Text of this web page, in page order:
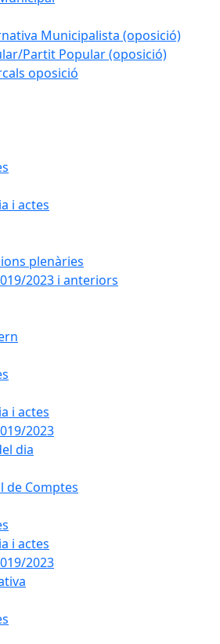
Municipalista (oposició)
Partit Popular (oposició)
oposició
i actes
plenàries
2023 i anteriors
i actes
2023
dia
de Comptes
i actes
2023